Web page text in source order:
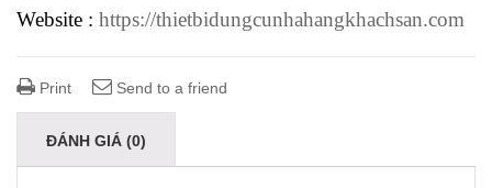
Website : https://thietbidungcunhahangkhachsan.com
Print Send to a friend
ĐÁNH GIÁ (0)